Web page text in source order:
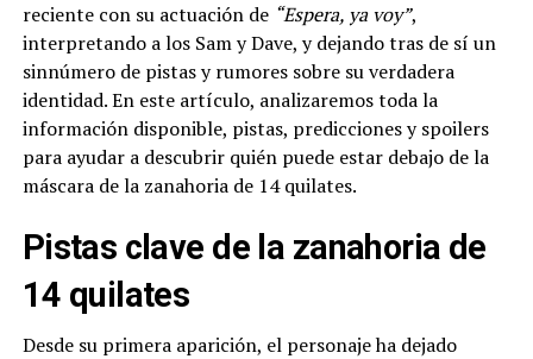
reciente con su actuación de “Espera, ya voy”,
interpretando a los Sam y Dave, y dejando tras de sí un
sinnúmero de pistas y rumores sobre su verdadera
identidad. En este artículo, analizaremos toda la
información disponible, pistas, predicciones y spoilers
para ayudar a descubrir quién puede estar debajo de la
máscara de la zanahoria de 14 quilates.
Pistas clave de la zanahoria de
14 quilates
Desde su primera aparición, el personaje ha dejado